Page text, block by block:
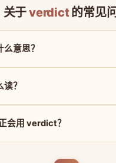
关于verdict的常见
意思？
？
会用 verdict？